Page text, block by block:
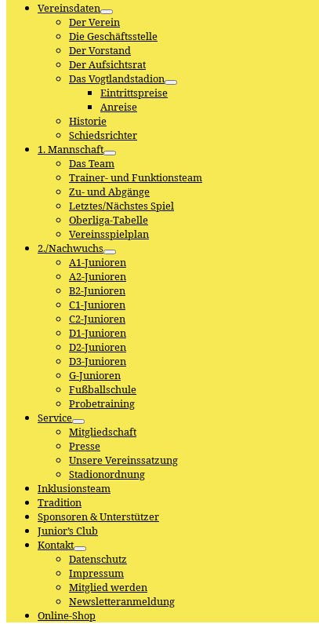
Vereinsdaten
Der Verein
Die Geschäftsstelle
Der Vorstand
Der Aufsichtsrat
Das Vogtlandstadion
Eintrittspreise
Anreise
Historie
Schiedsrichter
1. Mannschaft
Das Team
Trainer- und Funktionsteam
Zu- und Abgänge
Letztes/Nächstes Spiel
Oberliga-Tabelle
Vereinsspielplan
2./Nachwuchs
A1-Junioren
A2-Junioren
B2-Junioren
C1-Junioren
C2-Junioren
D1-Junioren
D2-Junioren
D3-Junioren
G-Junioren
Fußballschule
Probetraining
Service
Mitgliedschaft
Presse
Unsere Vereinssatzung
Stadionordnung
Inklusionsteam
Tradition
Sponsoren & Unterstützer
Junior’s Club
Kontakt
Datenschutz
Impressum
Mitglied werden
Newsletteranmeldung
Online-Shop